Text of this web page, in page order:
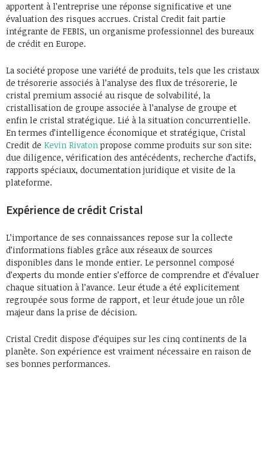
apportent à l’entreprise une réponse significative et une
évaluation des risques accrues. Cristal Credit fait partie
intégrante de FEBIS, un organisme professionnel des bureaux
de crédit en Europe.
La société propose une variété de produits, tels que les cristaux
de trésorerie associés à l’analyse des flux de trésorerie, le
cristal premium associé au risque de solvabilité, la
cristallisation de groupe associée à l’analyse de groupe et
enfin le cristal stratégique. Lié à la situation concurrentielle.
En termes d’intelligence économique et stratégique, Cristal
Credit de Kevin Rivaton propose comme produits sur son site:
due diligence, vérification des antécédents, recherche d’actifs,
rapports spéciaux, documentation juridique et visite de la
plateforme.
Expérience de crédit Cristal
L’importance de ses connaissances repose sur la collecte
d’informations fiables grâce aux réseaux de sources
disponibles dans le monde entier. Le personnel composé
d’experts du monde entier s’efforce de comprendre et d’évaluer
chaque situation à l’avance. Leur étude a été explicitement
regroupée sous forme de rapport, et leur étude joue un rôle
majeur dans la prise de décision.
Cristal Credit dispose d’équipes sur les cinq continents de la
planète. Son expérience est vraiment nécessaire en raison de
ses bonnes performances.